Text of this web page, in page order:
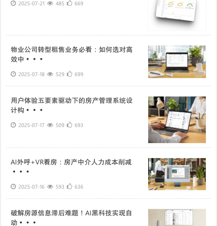
2025-07-21 485 669
物业公司转型租售业务必看：如何选对高
效中···
2025-07-18 529 699
用户体验五要素驱动下的房产管理系统设
计构···
2025-07-17 509 693
AI外呼+VR看房：房产中介人力成本削减
···
2025-07-16 593 636
破解房源信息滞后难题！AI黑科技实现自
动···